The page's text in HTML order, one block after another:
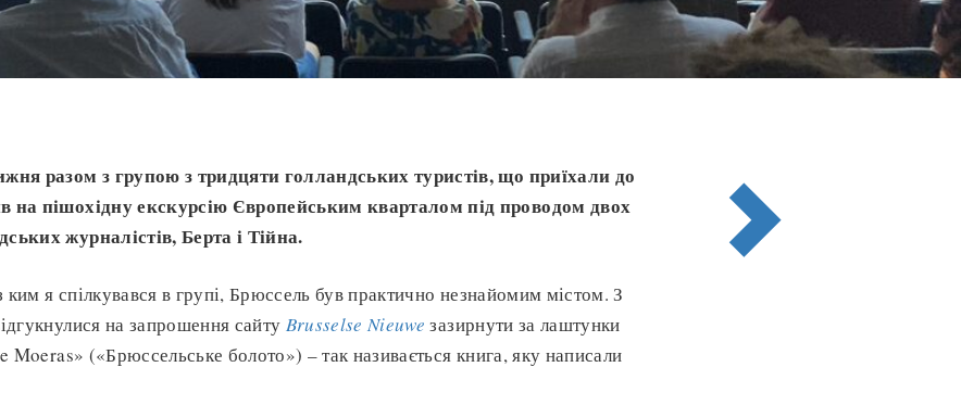
разом з групою з тридцяти голландських туристів, що приїхали до
на пішохідну екскурсію Європейським кварталом під проводом двох
журналістів, Берта і Тійна.
ким я спілкувався в групі, Брюссель був практично незнайомим містом. З
на запрошення сайту Brusselse Nieuwe зазирнути за лаштунки
Moeras» («Брюссельське болото») – так називається книга, яку написали